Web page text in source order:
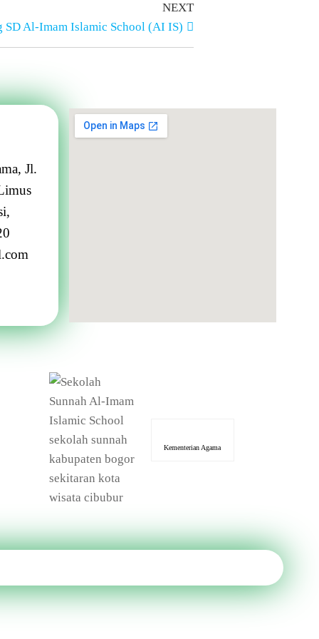
NEXT
SD Al-Imam Islamic School (AI IS)
Jl.
Kementerian Agama